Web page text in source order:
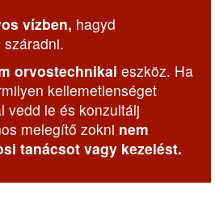
vízben, hagyd
orvostechnikai eszköz. Ha
kellemetlenséget
vedd le és konzultálj
melegítő zokni nem
tanácsot vagy kezelést.